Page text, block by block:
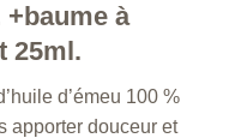
à
25ml.
d’émeu 100 %
apporter douceur et